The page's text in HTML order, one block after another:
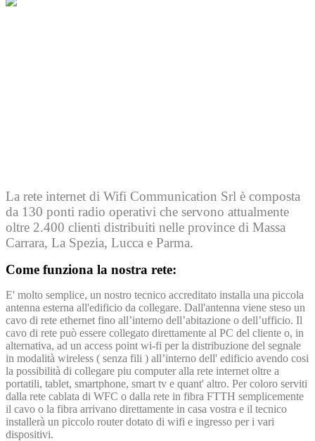
La rete internet di Wifi Communication Srl è composta
da 130 ponti radio operativi che servono attualmente
oltre 2.400 clienti distribuiti nelle province di Massa
Carrara, La Spezia, Lucca e Parma.
Come funziona la nostra rete:
E' molto semplice, un nostro tecnico accreditato installa una piccola
antenna esterna all'edificio da collegare. Dall'antenna viene steso un
cavo di rete ethernet fino all’interno dell’abitazione o dell’ufficio. Il
cavo di rete può essere collegato direttamente al PC del cliente o, in
alternativa, ad un access point wi-fi per la distribuzione del segnale
in modalità wireless ( senza fili ) all’interno dell' edificio avendo cosi
la possibilità di collegare piu computer alla rete internet oltre a
portatili, tablet, smartphone, smart tv e quant' altro. Per coloro serviti
dalla rete cablata di WFC o dalla rete in fibra FTTH semplicemente
il cavo o la fibra arrivano direttamente in casa vostra e il tecnico
installerà un piccolo router dotato di wifi e ingresso per i vari
dispositivi.